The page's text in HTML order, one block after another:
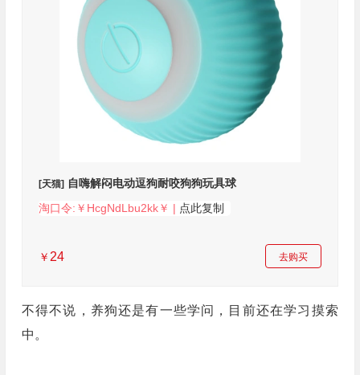
[天猫]自嗨解闷电动逗狗耐咬狗狗玩具球
淘口令:￥HcgNdLbu2kk￥ | 点此复制
￥ 24 去购买
不得不说，养狗还是有一些学问，目前还在学习摸索
中。